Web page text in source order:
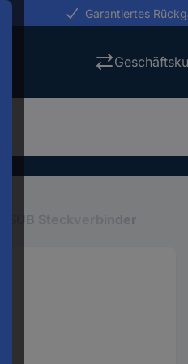
Garantiertes
D-SUB Steckverbinder